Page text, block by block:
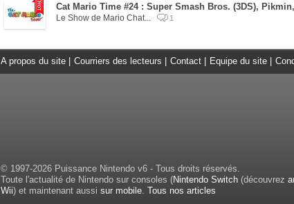
Cat Mario Time #24 : Super Smash Bros. (3DS),
Le Show de Mario Chat...
1
A propos du site Courriers des lecteurs Contact Equipe du site
© 1997-2026 Puissance Nintendo v6 - Tous droits réservés.
Toute l'actualité de Nintendo sur consoles (Nintendo Switch (découvrez
Wii) et maintenant aussi sur mobile. Tous nos articles